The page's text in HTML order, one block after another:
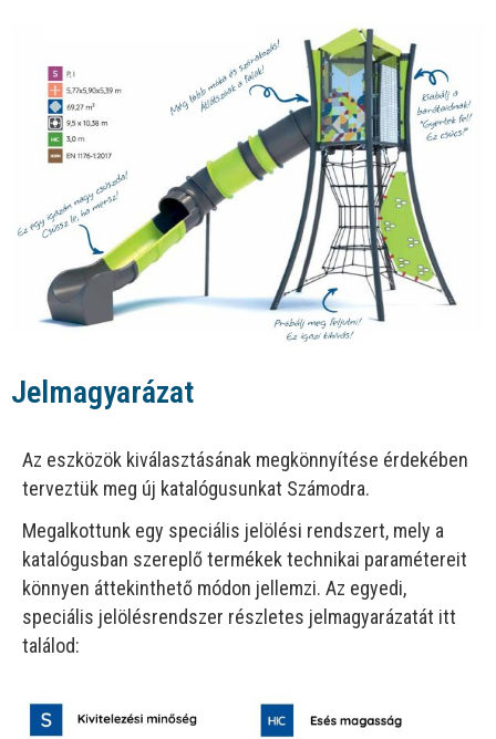
Jelmagyarázat
Az eszközök kiválasztásának megkönnyítése érdekében
terveztük meg új katalógusunkat Számodra.
Megalkottunk egy speciális jelölési rendszert, mely a
katalógusban szereplő termékek technikai paramétereit
könnyen áttekinthető módon jellemzi. Az egyedi,
speciális jelölésrendszer részletes jelmagyarázatát itt
találod: